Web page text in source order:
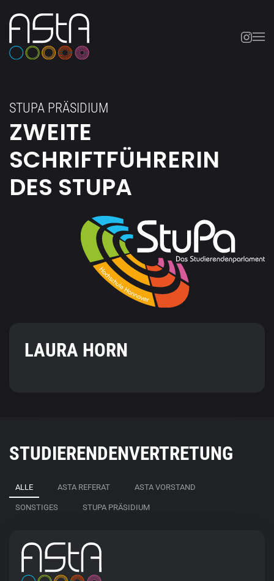
Skip to main content
STUPA PRÄSIDIUM
ZWEITE
SCHRIFTFÜHRERIN
DES STUPA
LAURA HORN
STUDIERENDENVERTRETUNG
ALLE ASTA REFERAT ASTA VORSTAND
SONSTIGES STUPA PRÄSIDIUM